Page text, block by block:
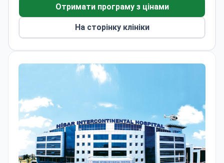
вибором пацієнтів у сферах чекапів,
пластичної хірургії та ЕКЗ.
Пропонує міжнародним пацієнтам підтримку з
виставлення рахунків, переклад, а також
Отримати програму з цінами
На сторінку клініки